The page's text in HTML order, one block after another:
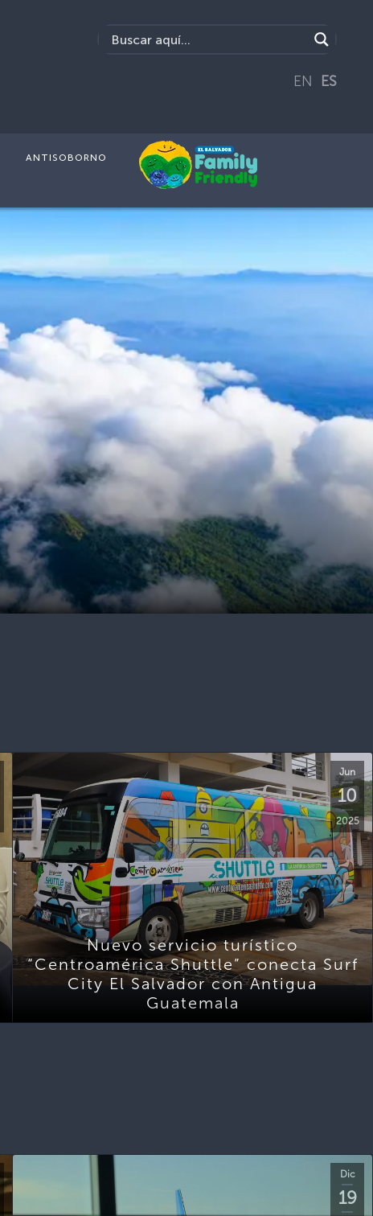
EN ES
ANTISOBORNO
Jun
10
2025
Nuevo servicio turístico
“Centroamérica Shuttle” conecta Surf
City El Salvador con Antigua
Guatemala
Dic
19